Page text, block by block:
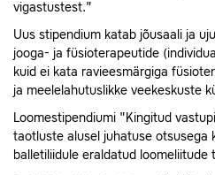
vigastustest."
Uus stipendium katab jõusaali ja
jooga- ja füsioterapeutide
kuid ei kata ravieesmärgiga
ja meelelahutuslikke veekeskuste
Loomestipendiumi "Kingitud
taotluste alusel juhatuse otsusega
balletiliidule eraldatud loomeliitude